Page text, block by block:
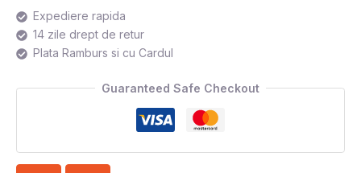
Expediere rapida
14 zile drept de retur
Plata Ramburs si cu Cardul
Guaranteed Safe Checkout